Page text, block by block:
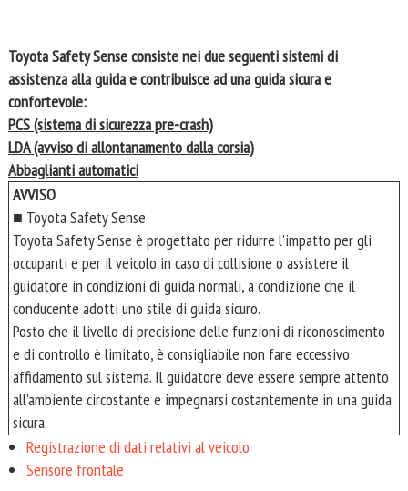
Toyota Safety Sense consiste nei due seguenti sistemi di
assistenza alla guida e contribuisce ad una guida sicura e
confortevole:
PCS (sistema di sicurezza pre-crash)
LDA (avviso di allontanamento dalla corsia)
Abbaglianti automatici
AVVISO
■ Toyota Safety Sense
Toyota Safety Sense è progettato per ridurre l'impatto per gli
occupanti e per il veicolo in caso di collisione o assistere il
guidatore in condizioni di guida normali, a condizione che il
conducente adotti uno stile di guida sicuro.
Posto che il livello di precisione delle funzioni di riconoscimento
e di controllo è limitato, è consigliabile non fare eccessivo
affidamento sul sistema. Il guidatore deve essere sempre attento
all'ambiente circostante e impegnarsi costantemente in una guida
sicura.
Registrazione di dati relativi al veicolo
Sensore frontale